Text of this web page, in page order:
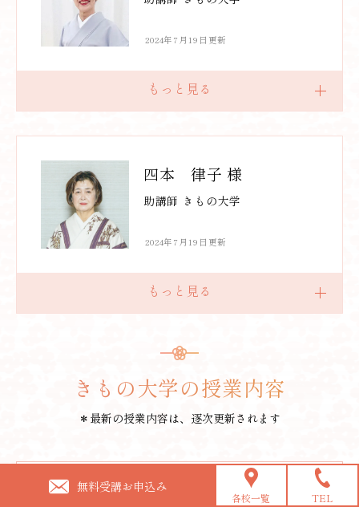
2024年7月19日更新
四本 律子 様
助講師 きもの大学
2024年7月19日更新
きもの大学の授業内容
＊最新の授業内容は、逐次更新されます
2025.11 [1]
無料受講お申込み
各校一覧 TEL